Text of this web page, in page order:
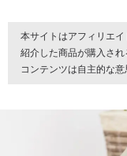
本サイトはアフィリエ
紹介した商品が購入され
コンテンツは自主的な意